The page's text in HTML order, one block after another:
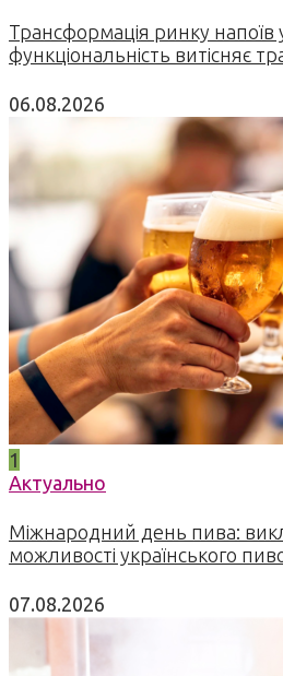
Трансформація ринку напоїв
функціональність витісняє
06.08.2026
1
Актуально
Міжнародний день пива:
можливості українського
07.08.2026